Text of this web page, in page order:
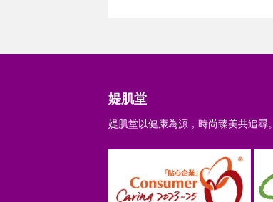
媞肌堂
媞肌堂以健康為源，時尚臻美共追尋。